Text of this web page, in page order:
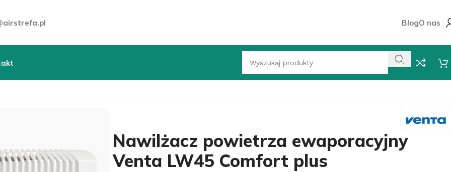
BlogO nas
Nawilżacz powietrza ewaporacyjny Venta LW45
Nawilżacz powietrza ewaporacyjny
Venta LW45 Comfort plus